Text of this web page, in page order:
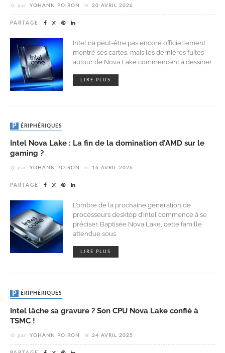
par YOHANN POIRON le 20 AVRIL 2026
PARTAGE
Intel n’a peut-être pas encore officiellement
montré ses cartes, mais les dernières fuites
autour de Nova Lake commencent à dessiner
LIRE PLUS
PÉRIPHÉRIQUES
Intel Nova Lake : La fin de la domination d’AMD sur le
gaming ?
par YOHANN POIRON le 16 AVRIL 2026
PARTAGE
L’ombre de la prochaine génération de
processeurs desktop d’Intel commence à se
préciser. Baptisée Nova Lake, cette famille
attendue sous
LIRE PLUS
PÉRIPHÉRIQUES
Intel lâche sa gravure ? Son CPU Nova Lake confié à
TSMC !
par YOHANN POIRON le 24 AVRIL 2025